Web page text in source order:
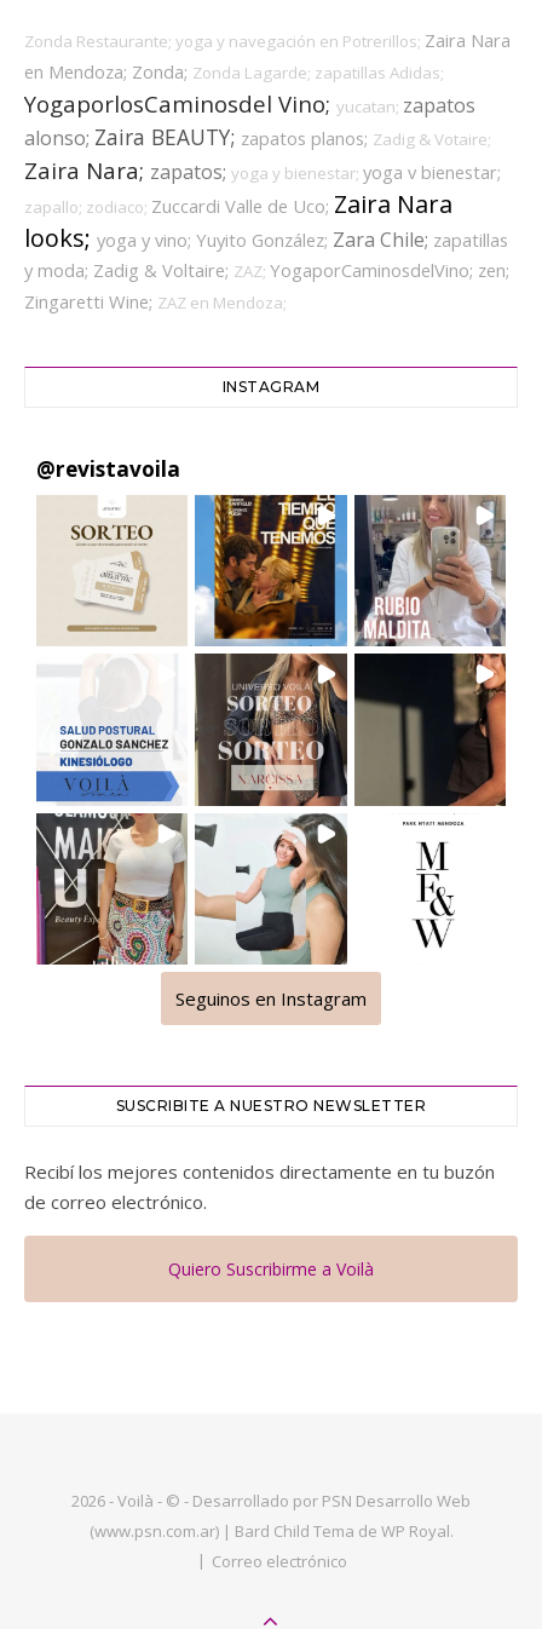
Zonda Restaurante; yoga y navegación en Potrerillos; Zaira Nara
en Mendoza; Zonda; Zonda Lagarde; zapatillas Adidas;
YogaporlosCaminosdel Vino; yucatan; zapatos
alonso; Zaira BEAUTY; zapatos planos; Zadig & Votaire;
Zaira Nara; zapatos; yoga y bienestar; yoga v bienestar;
zapallo; zodiaco; Zuccardi Valle de Uco; Zaira Nara
looks; yoga y vino; Yuyito González; Zara Chile; zapatillas
y moda; Zadig & Voltaire; ZAZ; YogaporCaminosdelVino; zen;
Zingaretti Wine; ZAZ en Mendoza;
INSTAGRAM
@revistavoila
Seguinos en Instagram
SUSCRIBITE A NUESTRO NEWSLETTER
Recibí los mejores contenidos directamente en tu buzón
de correo electrónico.
Quiero Suscribirme a Voilà
2026 - Voilà - © - Desarrollado por PSN Desarrollo Web
(www.psn.com.ar) | Bard Child Tema de WP Royal.
Correo electrónico